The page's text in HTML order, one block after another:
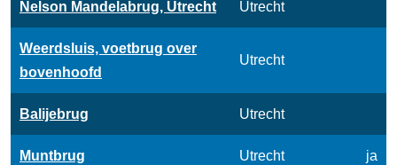
Nelson Mandelabrug, Utrecht Utrecht
Weerdsluis, voetbrug over
bovenhoofd
Utrecht
Balijebrug Utrecht
Muntbrug Utrecht ja